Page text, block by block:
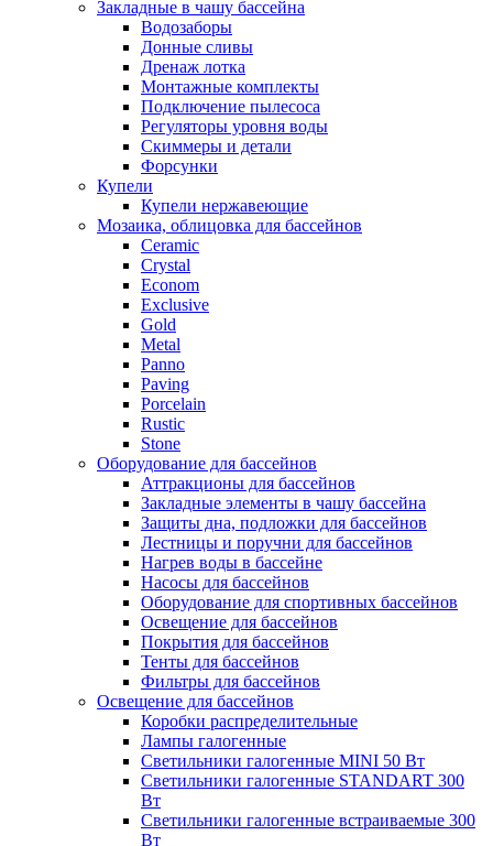
Закладные в чашу бассейна
Водозаборы
Донные сливы
Дренаж лотка
Монтажные комплекты
Подключение пылесоса
Регуляторы уровня воды
Скиммеры и детали
Форсунки
Купели
Купели нержавеющие
Мозаика, облицовка для бассейнов
Ceramic
Crystal
Econom
Exclusive
Gold
Metal
Panno
Paving
Porcelain
Rustic
Stone
Оборудование для бассейнов
Аттракционы для бассейнов
Закладные элементы в чашу бассейна
Защиты дна, подложки для бассейнов
Лестницы и поручни для бассейнов
Нагрев воды в бассейне
Насосы для бассейнов
Оборудование для спортивных бассейнов
Освещение для бассейнов
Покрытия для бассейнов
Тенты для бассейнов
Фильтры для бассейнов
Освещение для бассейнов
Коробки распределительные
Лампы галогенные
Светильники галогенные MINI 50 Вт
Светильники галогенные STANDART 300
Вт
Светильники галогенные встраиваемые 300
Вт